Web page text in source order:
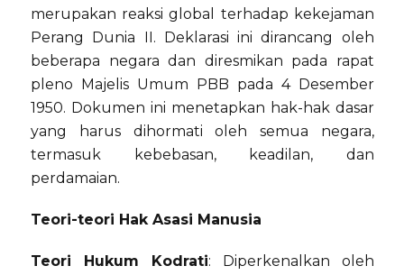
merupakan reaksi global terhadap kekejaman
Perang Dunia II. Deklarasi ini dirancang oleh
beberapa negara dan diresmikan pada rapat
pleno Majelis Umum PBB pada 4 Desember
1950. Dokumen ini menetapkan hak-hak dasar
yang harus dihormati oleh semua negara,
termasuk kebebasan, keadilan, dan
perdamaian.
Teori-teori Hak Asasi Manusia
Teori Hukum Kodrati: Diperkenalkan oleh